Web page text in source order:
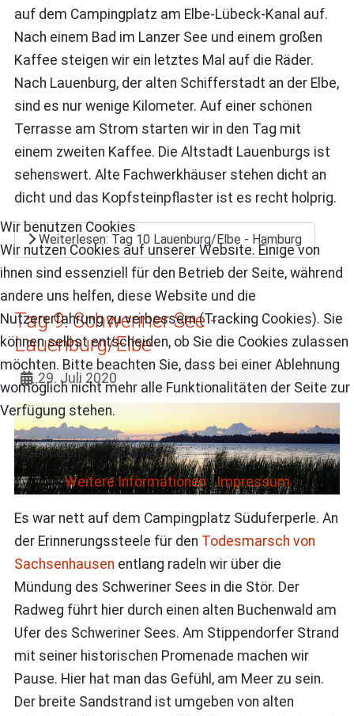
auf dem Campingplatz am Elbe-Lübeck-Kanal auf.
Nach einem Bad im Lanzer See und einem großen
Kaffee steigen wir ein letztes Mal auf die Räder.
Nach Lauenburg, der alten Schifferstadt an der Elbe,
sind es nur wenige Kilometer. Auf einer schönen
Terrasse am Strom starten wir in den Tag mit
einem zweiten Kaffee. Die Altstadt Lauenburgs ist
sehenswert. Alte Fachwerkhäuser stehen dicht an
dicht und das Kopfsteinpflaster ist es recht holprig.
Weiterlesen: Tag 10 Lauenburg/Elbe - Hamburg
Tag 9: Schweriner See -
Lauenburg/Elbe
29. Juli 2020
Es war nett auf dem Campingplatz Süduferperle. An
der Erinnerungssteele für den Todesmarsch von
Sachsenhausen entlang radeln wir über die
Mündung des Schweriner Sees in die Stör. Der
Radweg führt hier durch einen alten Buchenwald am
Ufer des Schweriner Sees. Am Stippendorfer Strand
mit seiner historischen Promenade machen wir
Pause. Hier hat man das Gefühl, am Meer zu sein.
Der breite Sandstrand ist umgeben von alten
Wir benutzen Cookies
Wir nutzen Cookies auf unserer Website. Einige von
ihnen sind essenziell für den Betrieb der Seite, während
andere uns helfen, diese Website und die
Nutzererfahrung zu verbessern (Tracking Cookies). Sie
können selbst entscheiden, ob Sie die Cookies zulassen
möchten. Bitte beachten Sie, dass bei einer Ablehnung
womöglich nicht mehr alle Funktionalitäten der Seite zur
Verfügung stehen.
Akzeptieren Ablehnen
Weitere Informationen|Impressum